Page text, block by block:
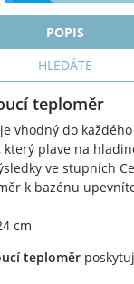
POPIS
HLEDÁTE
teploměr
je vhodný do
který plave na
ve stupních
k bazénu
cm
teploměr